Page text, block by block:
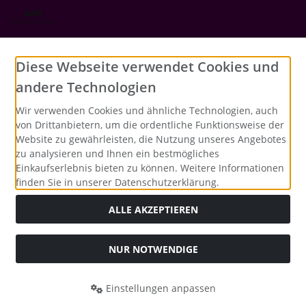
Social Media
Alle Preise inkl. gesetzl. MwSt. zzgl.Versandkosten
durchgestrichenen Preise entsprechen dem bisherigen Preis
Diese Webseite verwendet Cookies und
andere Technologien
Wir verwenden Cookies und ähnliche Technologien, auch
von Drittanbietern, um die ordentliche Funktionsweise der
Website zu gewährleisten, die Nutzung unseres Angebotes
zu analysieren und Ihnen ein bestmögliches
Einkaufserlebnis bieten zu können. Weitere Informationen
finden Sie in unserer Datenschutzerklärung.
ALLE AKZEPTIEREN
NUR NOTWENDIGE
Einstellungen anpassen